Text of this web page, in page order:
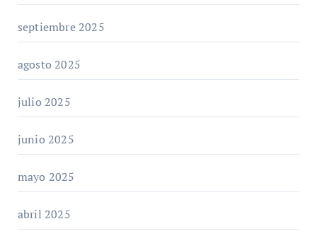
septiembre 2025
agosto 2025
julio 2025
junio 2025
mayo 2025
abril 2025